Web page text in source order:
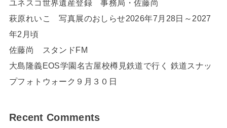
ユネスコ世界遺産登録 事務局・佐藤尚
萩原れいこ 写真展のおしらせ2026年7月28日～2027
年2月頃
佐藤尚 スタンドFM
大島隆義EOS学園名古屋校樽見鉄道で行く 鉄道スナッ
プフォトウォーク９月３０日
Recent Comments